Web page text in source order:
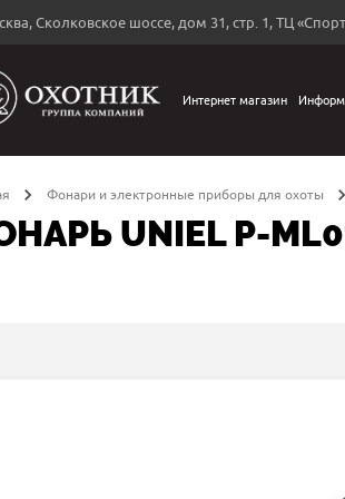
Сколковское шоссе, дом 31, стр. 1, ТЦ
←
Интернет магазин
Фонари и электронные приборы для охоты
UNIEL P-